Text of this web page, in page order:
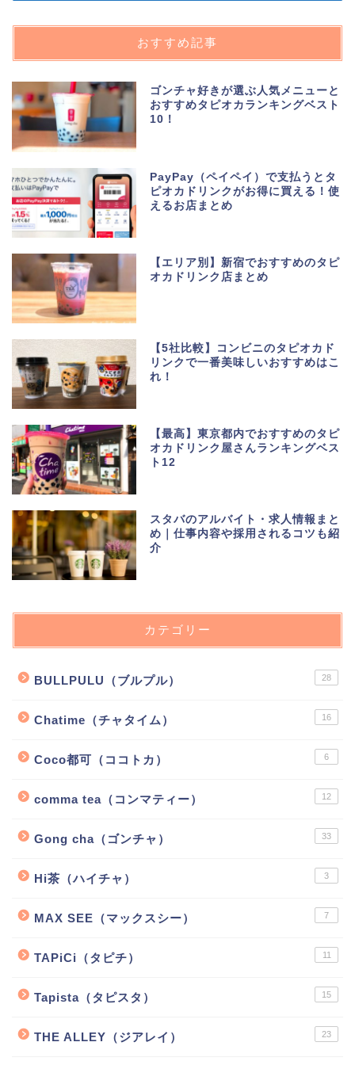
おすすめ記事
ゴンチャ好きが選ぶ人気メニューと
おすすめタピオカランキングベスト
10！
PayPay（ペイペイ）で支払うとタ
ピオカドリンクがお得に買える！使
えるお店まとめ
【エリア別】新宿でおすすめのタピ
オカドリンク店まとめ
【5社比較】コンビニのタピオカド
リンクで一番美味しいおすすめはこ
れ！
【最高】東京都内でおすすめのタピ
オカドリンク屋さんランキングベス
ト12
スタバのアルバイト・求人情報まと
め｜仕事内容や採用されるコツも紹
介
カテゴリー
BULLPULU（ブルプル） 28
Chatime（チャタイム） 16
Coco都可（ココトカ） 6
comma tea（コンマティー） 12
Gong cha（ゴンチャ） 33
Hi茶（ハイチャ） 3
MAX SEE（マックスシー） 7
TAPiCi（タピチ） 11
Tapista（タピスタ） 15
THE ALLEY（ジアレイ） 23